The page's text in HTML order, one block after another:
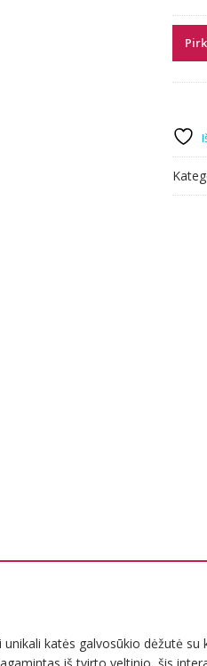
unikali katės galvosūkio dėžutė
iš tvirto veltinio, šis